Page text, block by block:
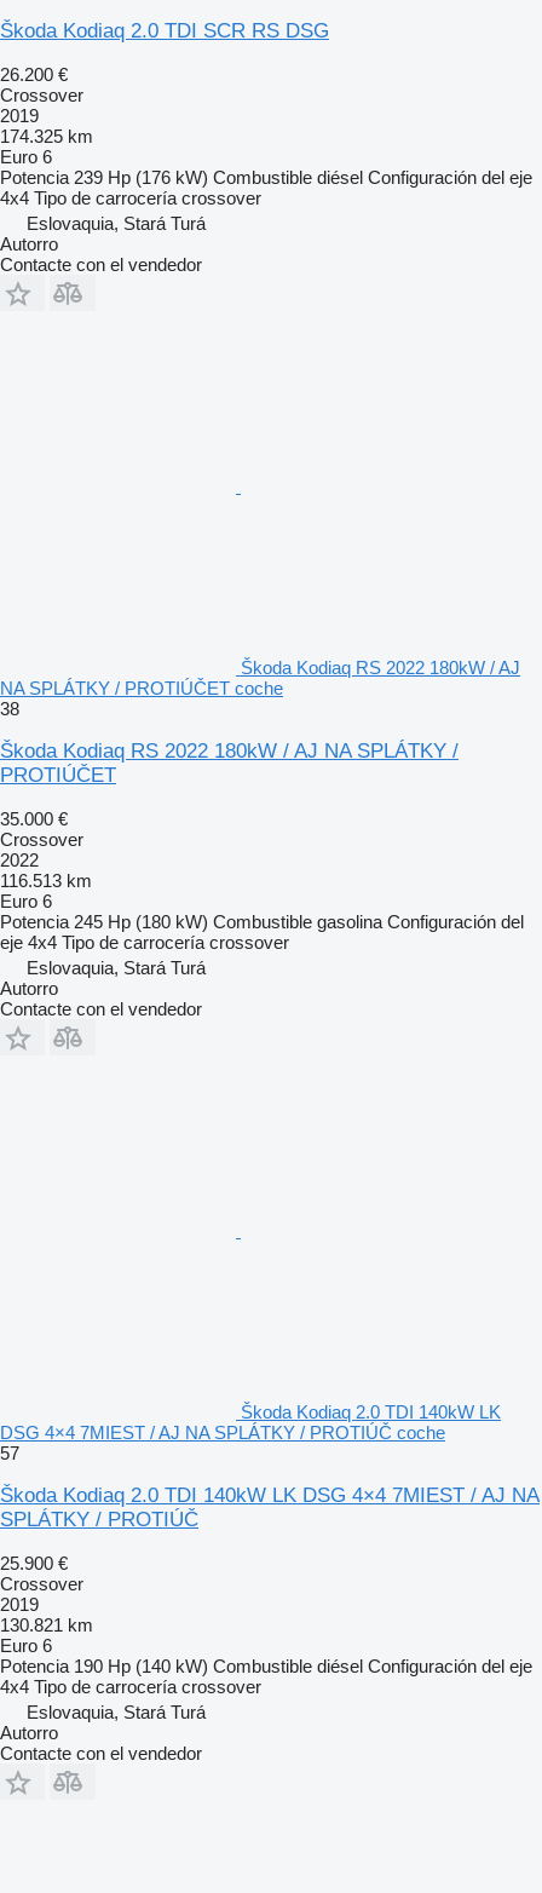
Škoda Kodiaq 2.0 TDI SCR RS DSG
26.200 €
Crossover
2019
174.325 km
Euro 6
Potencia 239 Hp (176 kW) Combustible diésel Configuración del eje
4x4 Tipo de carrocería crossover
Eslovaquia, Stará Turá
Autorro
Contacte con el vendedor
Škoda Kodiaq RS 2022 180kW / AJ
NA SPLÁTKY / PROTIÚČET coche
38
Škoda Kodiaq RS 2022 180kW / AJ NA SPLÁTKY /
PROTIÚČET
35.000 €
Crossover
2022
116.513 km
Euro 6
Potencia 245 Hp (180 kW) Combustible gasolina Configuración del
eje 4x4 Tipo de carrocería crossover
Eslovaquia, Stará Turá
Autorro
Contacte con el vendedor
Škoda Kodiaq 2.0 TDI 140kW LK
DSG 4×4 7MIEST / AJ NA SPLÁTKY / PROTIÚČ coche
57
Škoda Kodiaq 2.0 TDI 140kW LK DSG 4×4 7MIEST / AJ NA
SPLÁTKY / PROTIÚČ
25.900 €
Crossover
2019
130.821 km
Euro 6
Potencia 190 Hp (140 kW) Combustible diésel Configuración del eje
4x4 Tipo de carrocería crossover
Eslovaquia, Stará Turá
Autorro
Contacte con el vendedor